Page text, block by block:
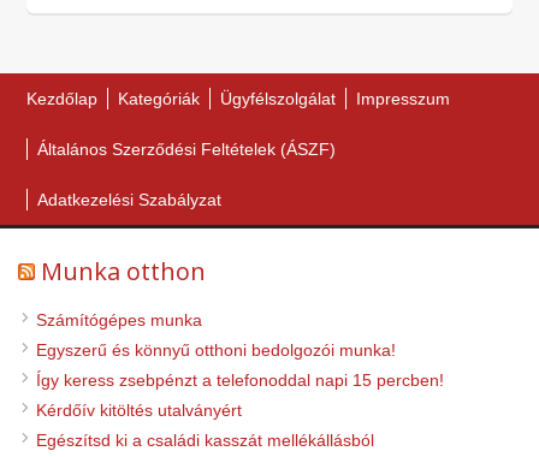
Kezdőlap Kategóriák Ügyfélszolgálat Impresszum
Általános Szerződési Feltételek (ÁSZF)
Adatkezelési Szabályzat
Munka otthon
Számítógépes munka
Egyszerű és könnyű otthoni bedolgozói munka!
Így keress zsebpénzt a telefonoddal napi 15 percben!
Kérdőív kitöltés utalványért
Egészítsd ki a családi kasszát mellékállásból